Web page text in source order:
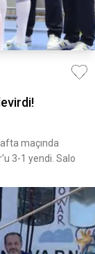
maçında
3-1 yendi. Salo